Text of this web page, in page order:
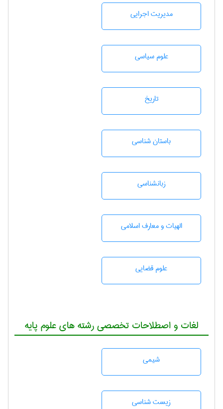
مديريت اجرايی
علوم سياسی
تاريخ
باستان شناسی
زبانشناسی
الهیات و معارف اسلامی
علوم قضایی
لغات و اصطلاحات تخصصی رشته های علوم پایه
شيمی
زيست شناسی